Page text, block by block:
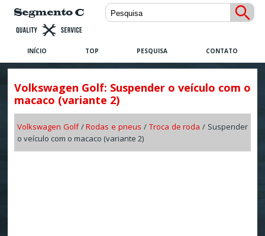
INÍCIO TOP PESQUISA CONTATO
Volkswagen Golf: Suspender o veículo com o
macaco (variante 2)
Volkswagen Golf/Rodas e pneus / Troca de roda / Suspender
o veículo com o macaco (variante 2)